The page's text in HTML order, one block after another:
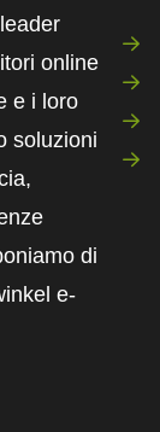
online
e i loro
soluzioni
di
e-